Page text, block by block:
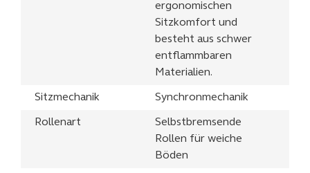
ergonomischen
Sitzkomfort und
besteht aus schwer
entflammbaren
Materialien.
Sitzmechanik Synchronmechanik
Rollenart
Selbstbremsende
Rollen für weiche
Böden